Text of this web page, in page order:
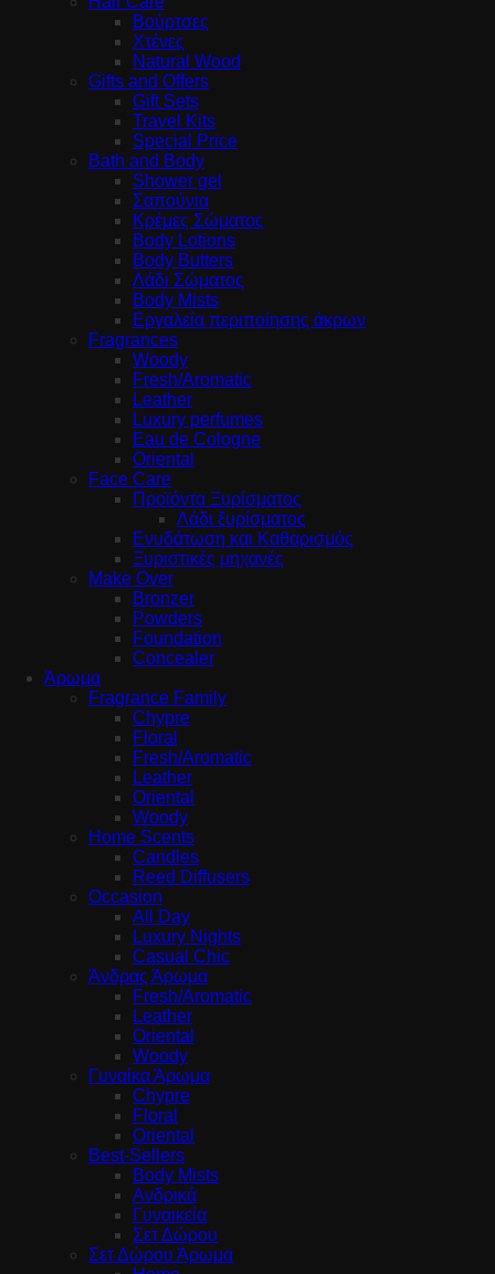
Βούρτσες
Χτένες
Natural Wood
Gifts and Offers
Gift Sets
Travel Kits
Special Price
Bath and Body
Shower gel
Σαπούνια
Κρέμες Σώματος
Body Lotions
Body Butters
Λάδι Σώματος
Body Mists
Εργαλεία περιποίησης άκρων
Fragrances
Woody
Fresh/Aromatic
Leather
Luxury perfumes
Eau de Cologne
Oriental
Face Care
Προϊόντα Ξυρίσματος
Λάδι ξυρίσματος
Ενυδάτωση και Καθαρισμός
Ξυριστικές μηχανές
Make Over
Bronzer
Powders
Foundation
Concealer
Άρωμα
Fragrance Family
Chypre
Floral
Fresh/Aromatic
Leather
Oriental
Woody
Home Scents
Candles
Reed Diffusers
Occasion
All Day
Luxury Nights
Casual Chic
Άνδρας Άρωμα
Fresh/Aromatic
Leather
Oriental
Woody
Γυναίκα Άρωμα
Chypre
Floral
Oriental
Best-Sellers
Body Mists
Ανδρικά
Γυναικεία
Σετ Δώρου
Σετ Δώρου Άρωμα